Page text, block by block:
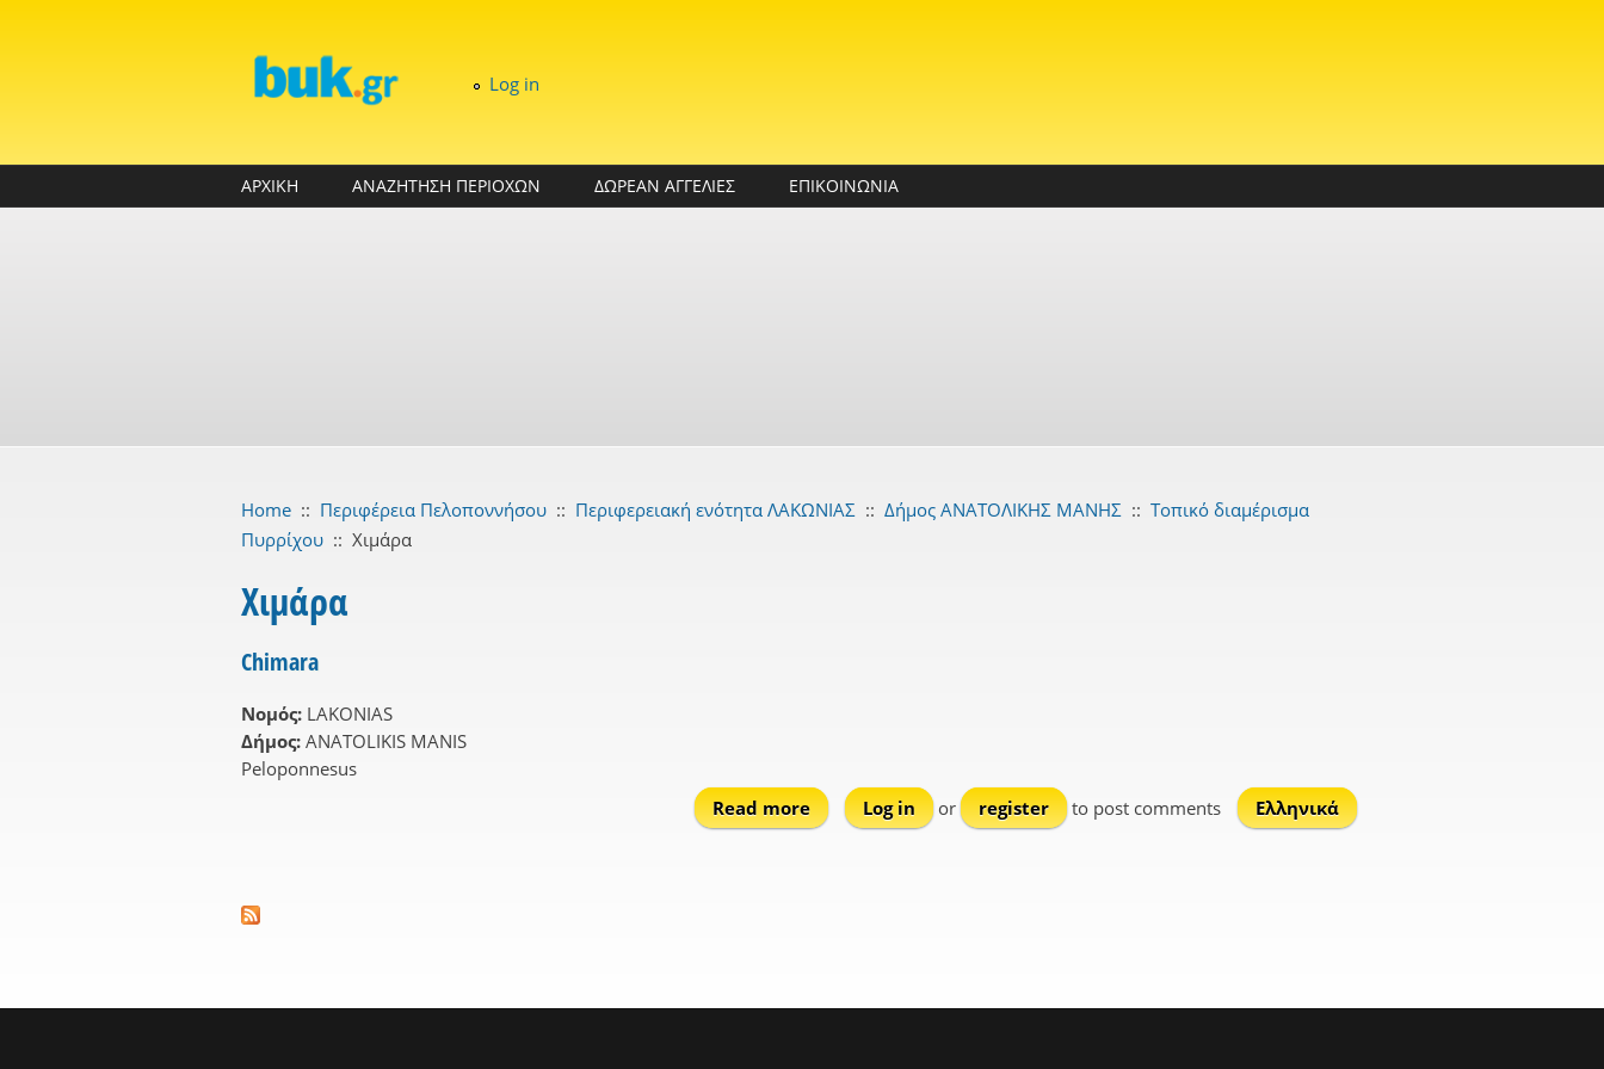
Log in
ΑΡΧΙΚΗ ΑΝΑΖΗΤΗΣΗ ΠΕΡΙΟΧΩΝ ΔΩΡΕΑΝ ΑΓΓΕΛΙΕΣ ΕΠΙΚΟΙΝΩΝΙΑ
Home :: Περιφέρεια Πελοποννήσου :: Περιφερειακή ενότητα ΛΑΚΩΝΙΑΣ :: Δήμος ΑΝΑΤΟΛΙΚΗΣ ΜΑΝΗΣ :: Τοπικό διαμέρισμα
Πυρρίχου :: Χιμάρα
Χιμάρα
Chimara
Νομός: LAKONIAS
Δήμος: ANATOLIKIS MANIS
Peloponnesus
Read moreabout Chimara
Log in or register to post comments Ελληνικά